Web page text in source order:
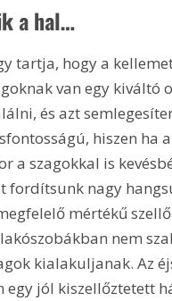
a hal…
tartja, hogy a
van egy kiváltó
és azt
hiszen ha
a szagokkal is
fordítsunk nagy
mértékű
nem
kialakuljanak. Az
egy jól kiszellőztetett